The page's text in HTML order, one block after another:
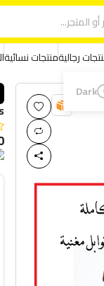
رجاليةمنتجات نسائية
Dark